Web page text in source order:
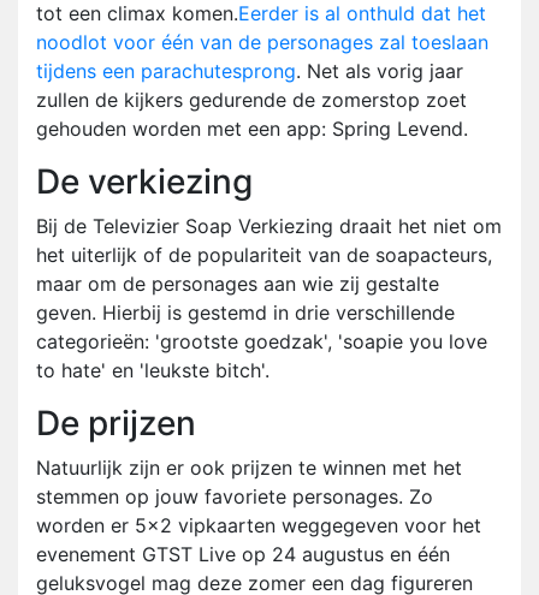
tot een climax komen.Eerder is al onthuld dat het
noodlot voor één van de personages zal toeslaan
tijdens een parachutesprong. Net als vorig jaar
zullen de kijkers gedurende de zomerstop zoet
gehouden worden met een app: Spring Levend.
De verkiezing
Bij de Televizier Soap Verkiezing draait het niet om
het uiterlijk of de populariteit van de soapacteurs,
maar om de personages aan wie zij gestalte
geven. Hierbij is gestemd in drie verschillende
categorieën: 'grootste goedzak', 'soapie you love
to hate' en 'leukste bitch'.
De prijzen
Natuurlijk zijn er ook prijzen te winnen met het
stemmen op jouw favoriete personages. Zo
worden er 5x2 vipkaarten weggegeven voor het
evenement GTST Live op 24 augustus en één
geluksvogel mag deze zomer een dag figureren